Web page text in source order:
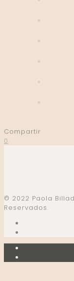
Compartir
0
© 2022 Paola
Reservados.